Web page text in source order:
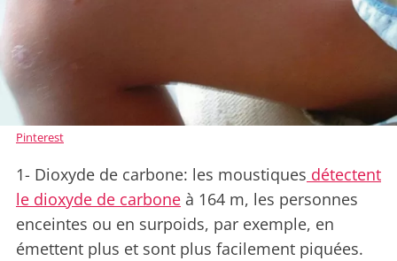
Pinterest
1- Dioxyde de carbone: les moustiques détectent
le dioxyde de carbone à 164 m, les personnes
enceintes ou en surpoids, par exemple, en
émettent plus et sont plus facilement piquées.